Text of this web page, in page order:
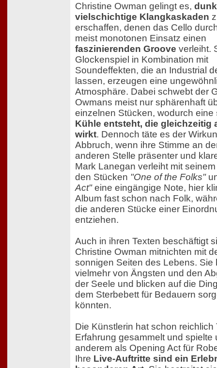
Christine Owman gelingt es,
vielschichtige Klangkaskaden
erschaffen, denen das Cello
meist monotonen Einsatz einen
faszinierenden Groove verleiht.
Glockenspiel in Kombination mit
Soundeffekten, die an Industrial
lassen, erzeugen eine
Atmosphäre. Dabei schwebt der
Owmans meist nur sphärenhaft
einzelnen Stücken, wodurch eine
Kühle entsteht, die gleichzeitig
wirkt. Dennoch täte es der
Abbruch, wenn ihre Stimme an
anderen Stelle präsenter und
Mark Lanegan verleiht mit
den Stücken "One of the Folks"
Act"eine eingängige Note, hier
Album fast schon nach Folk,
die anderen Stücke einer
entziehen.
Auch in ihren Texten beschäftigt
Christine Owman mitnichten mit
sonnigen Seiten des Lebens. Sie
vielmehr von Ängsten und den
der Seele und blicken auf die
dem Sterbebett für Bedauern
könnten.
Die Künstlerin hat schon reichlich
Erfahrung gesammelt und spielte
anderem als Opening Act für
Ihre Live-Auftritte sind ein